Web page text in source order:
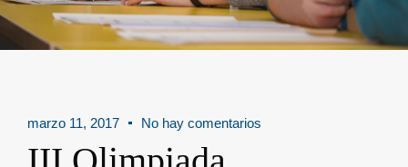
marzo 11, 2017 No hay comentarios